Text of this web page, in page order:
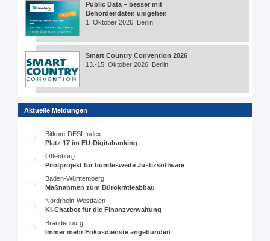
Public Data – besser mit
Behördendaten umgehen
1. Oktober 2026, Berlin
Smart Country Convention 2026
13.-15. Oktober 2026, Berlin
Aktuelle Meldungen
Bitkom-DESI-Index
Platz 17 im EU-Digitalranking
Offenburg
Pilotprojekt für bundesweite Justizsoftware
Baden-Württemberg
Maßnahmen zum Bürokratieabbau
Nordrhein-Westfalen
KI-Chatbot für die Finanzverwaltung
Brandenburg
Immer mehr Fokusdienste angebunden